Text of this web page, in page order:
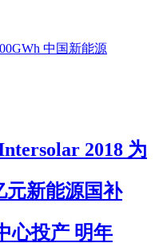
中国新能源
2018 为
元新能源国补
心投产 明年